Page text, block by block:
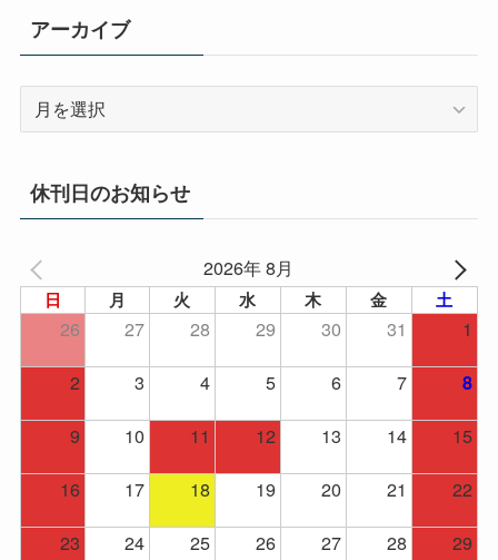
アーカイブ
イ
ブ
休刊日のお知らせ
2026年 8月
日 月 火 水 木 金 土
26 27 28 29 30 31
1
2
3 4 5 6 7 8
9 10 11 12 13 14
15
16
17 18 19 20 21
22
23
24 25 26 27 28
29